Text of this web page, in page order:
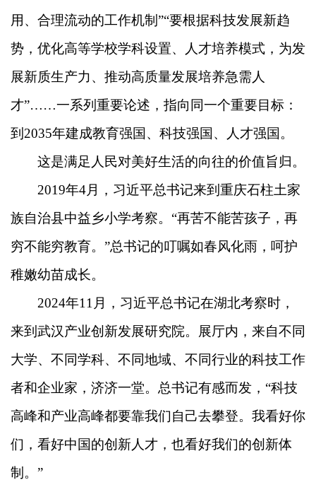
用、合理流动的工作机制”“要根据科技发展新趋
势，优化高等学校学科设置、人才培养模式，为发
展新质生产力、推动高质量发展培养急需人
才”……一系列重要论述，指向同一个重要目标：
到2035年建成教育强国、科技强国、人才强国。
这是满足人民对美好生活的向往的价值旨归。
2019年4月，习近平总书记来到重庆石柱土家
族自治县中益乡小学考察。“再苦不能苦孩子，再
穷不能穷教育。”总书记的叮嘱如春风化雨，呵护
稚嫩幼苗成长。
2024年11月，习近平总书记在湖北考察时，
来到武汉产业创新发展研究院。展厅内，来自不同
大学、不同学科、不同地域、不同行业的科技工作
者和企业家，济济一堂。总书记有感而发，“科技
高峰和产业高峰都要靠我们自己去攀登。我看好你
们，看好中国的创新人才，也看好我们的创新体
制。”